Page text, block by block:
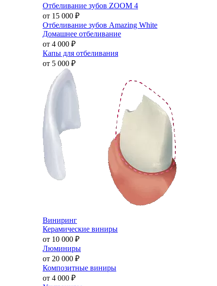
Отбеливание зубов ZOOM 4
от 15 000 ₽
Отбеливание зубов Amazing White
Домашнее отбеливание
от 4 000 ₽
Капы для отбеливания
от 5 000 ₽
Виниринг
Керамические виниры
от 10 000 ₽
Люминиры
от 20 000 ₽
Композитные виниры
от 4 000 ₽